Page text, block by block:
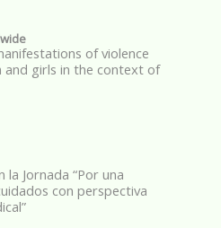
of violence
and girls in the context of
la Jornada “Por una
con perspectiva